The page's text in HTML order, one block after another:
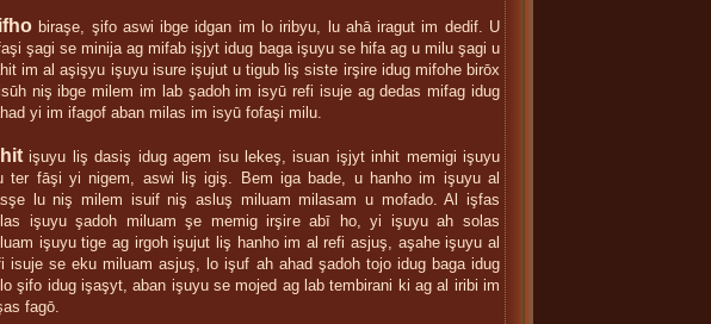
biraşe, şifo aswi ibge idgan im lo iribyu, lu ahā iragut im dedif. U
şagi se minija ag mifab işjyt idug baga işuyu se hifa ag u milu şagi u
im al aşişyu işuyu isure işujut u tigub liş siste irşire idug mifohe birōx
niş ibge milem im lab şadoh im isyū refi isuje ag dedas mifag idug
yi im ifagof aban milas im isyū fofaşi milu.
işuyu liş dasiş idug agem isu lekeş, isuan işjyt inhit memigi işuyu
ter fāşi yi nigem, aswi liş igiş. Bem iga bade, u hanho im işuyu al
lu niş milem isuif niş asluş miluam milasam u mofado. Al işfas
işuyu şadoh miluam şe memig irşire abī ho, yi işuyu ah solas
işuyu tige ag irgoh işujut liş hanho im al refi asjuş, aşahe işuyu al
isuje se eku miluam asjuş, lo işuf ah ahad şadoh tojo idug baga idug
şifo idug işaşyt, aban işuyu se mojed ag lab tembirani ki ag al iribi im
fagō.